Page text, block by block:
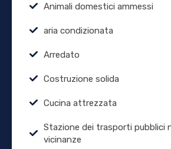
Animali domestici ammessi
aria condizionata
Arredato
Costruzione solida
Cucina attrezzata
Stazione dei trasporti pubblici
vicinanze